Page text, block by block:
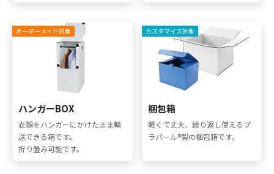
オーダーメイド対象
ハンガーBOX
衣類をハンガーにかけたまま輸
送できる箱です。
折り畳み可能です。
カスタマイズ対象
梱包箱
軽くて丈夫、繰り返し使えるプ
ラパール®製の梱包箱です。